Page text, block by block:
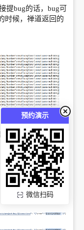
预约演示
微信扫码
提bug的话，bug可
时候，禅道返回的